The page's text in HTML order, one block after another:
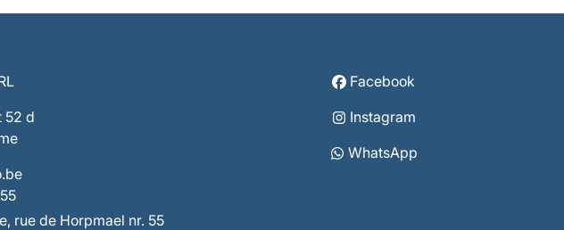
52 d
Facebook
Instagram
WhatsApp
rue de Horpmael nr. 55